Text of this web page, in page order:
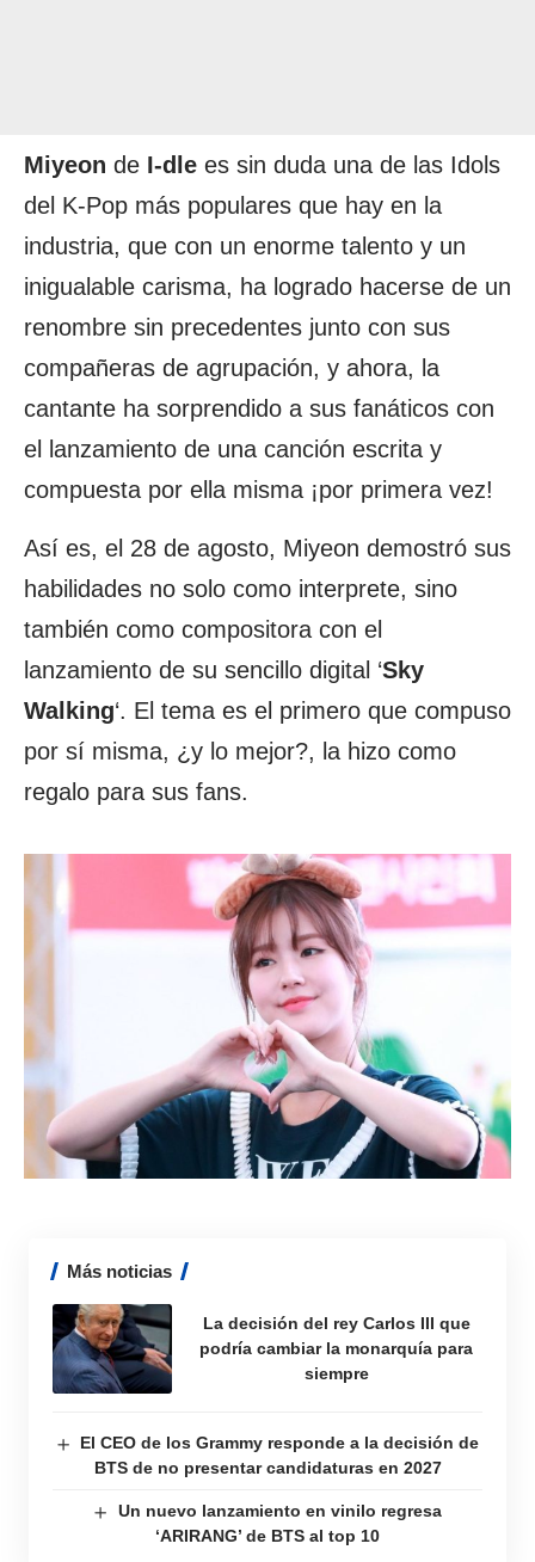
Miyeon de I-dle es sin duda una de las Idols
del K-Pop más populares que hay en la
industria, que con un enorme talento y un
inigualable carisma, ha logrado hacerse de un
renombre sin precedentes junto con sus
compañeras de agrupación, y ahora, la
cantante ha sorprendido a sus fanáticos con
el lanzamiento de una canción escrita y
compuesta por ella misma ¡por primera vez!
Así es, el 28 de agosto, Miyeon demostró sus
habilidades no solo como interprete, sino
también como compositora con el
lanzamiento de su sencillo digital ‘Sky
Walking‘. El tema es el primero que compuso
por sí misma, ¿y lo mejor?, la hizo como
regalo para sus fans.
Más noticias
La decisión del rey Carlos III que
podría cambiar la monarquía para
siempre
El CEO de los Grammy responde a la decisión de
BTS de no presentar candidaturas en 2027
Un nuevo lanzamiento en vinilo regresa
‘ARIRANG’ de BTS al top 10